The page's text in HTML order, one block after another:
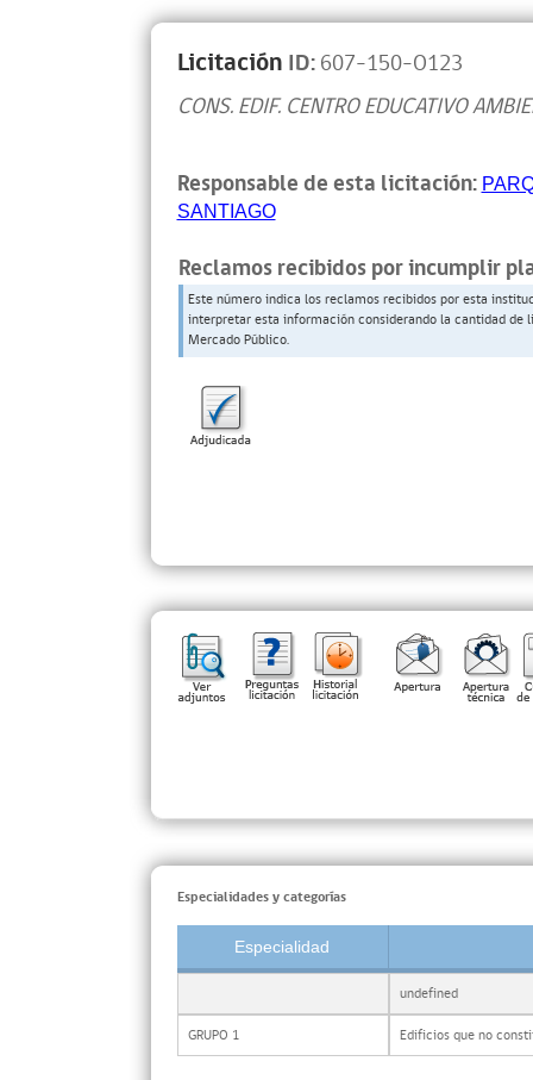
Licitación ID:607-150-O123
CONS. EDIF. CENTRO EDUCATIVO
Responsable de esta licitación:
SANTIAGO
Reclamos recibidos por incumplir
Este número indica los reclamos recibidos por esta
interpretar esta información considerando la cantidad
Mercado Público.
Especialidades y categorías
Especialidad
undefined
GRUPO 1 Edificios que no